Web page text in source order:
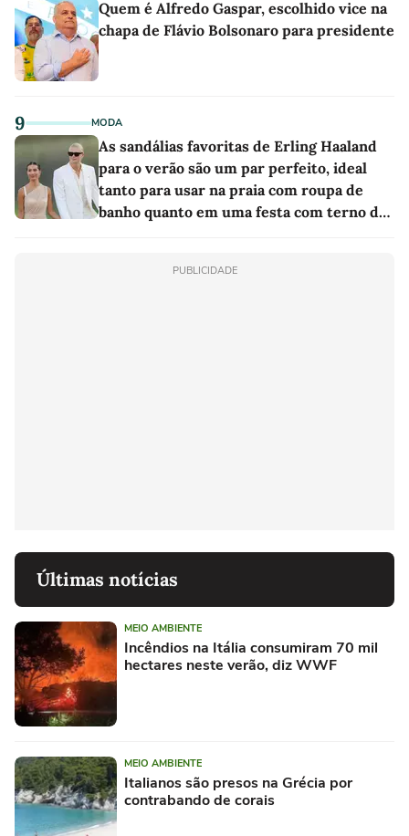
Quem é Alfredo Gaspar, escolhido vice na
chapa de Flávio Bolsonaro para presidente
9 MODA
As sandálias favoritas de Erling Haaland
para o verão são um par perfeito, ideal
tanto para usar na praia com roupa de
banho quanto em uma festa com terno de
PUBLICIDADE
Últimas notícias
MEIO AMBIENTE
Incêndios na Itália consumiram 70 mil
hectares neste verão, diz WWF
MEIO AMBIENTE
Italianos são presos na Grécia por
contrabando de corais